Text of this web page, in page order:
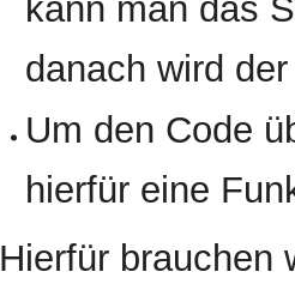
kann man das
danach wird
Um den Code
hierfür eine
Hierfür brauchen